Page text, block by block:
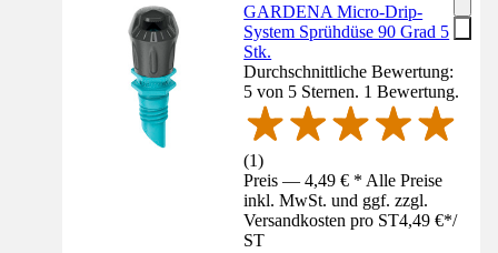
GARDENA Micro-Drip-
System Sprühdüse 90 Grad 5
Stk.
Durchschnittliche Bewertung:
5 von 5 Sternen. 1 Bewertung.
(1)
Preis — 4,49 € * Alle Preise
inkl. MwSt. und ggf. zzgl.
Versandkosten pro ST4,49 €*/
ST